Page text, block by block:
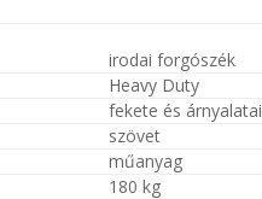
irodai forgószék
Heavy Duty
fekete és árnyalatai
szövet
műanyag
180 kg